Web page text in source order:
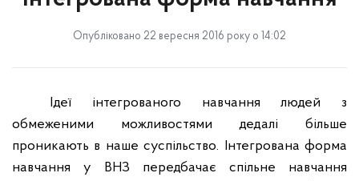
Опубліковано 22 вересня 2016 року о 14:02
Ідеї інтегрованого навчання людей з
обмеженими можливостями дедалі більше
проникають в наше суспільство. Інтегрована форма
навчання у ВНЗ передбачає спільне навчання